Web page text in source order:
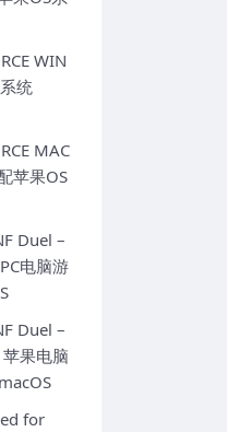
WIN
统
MAC
苹果OS
Duel –
电脑游
Duel –
果电脑
for